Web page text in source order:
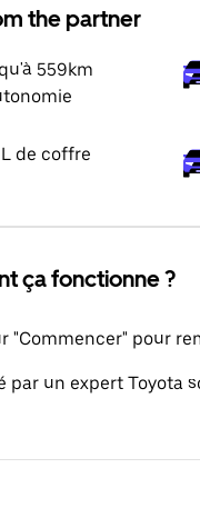
the partner
559km
L de coffre
ça fonctionne ?
"Commencer" pour
par un expert Toyota